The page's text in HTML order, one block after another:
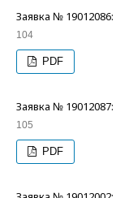
Заявка №
104
PDF
Заявка №
105
PDF